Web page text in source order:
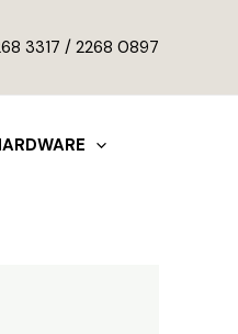
3317 / 2268 0897